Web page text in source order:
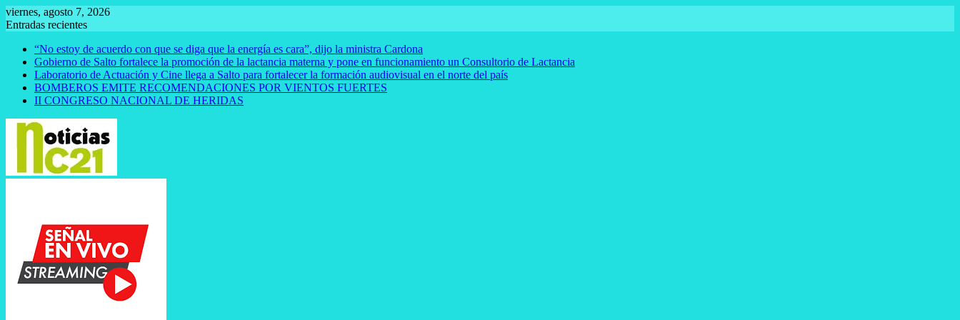
Saltar
al
viernes, agosto 7, 2026
Entradas recientes
“No estoy de acuerdo con que se diga que la energía es cara”, dijo la ministra Cardona
Gobierno de Salto fortalece la promoción de la lactancia materna y pone en funcionamiento un Consultorio de Lactancia
Laboratorio de Actuación y Cine llega a Salto para fortalecer la formación audiovisual en el norte del país
BOMBEROS EMITE RECOMENDACIONES POR VIENTOS FUERTES
II CONGRESO NACIONAL DE HERIDAS